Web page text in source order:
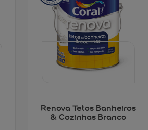
Renova Tetos Banheiros
& Cozinhas Branco